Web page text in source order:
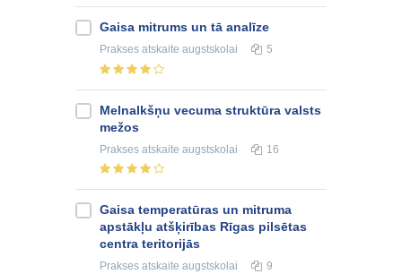
Gaisa mitrums un tā analīze
Prakses atskaite augstskolai 5
Melnalkšņu vecuma struktūra valsts
mežos
Prakses atskaite augstskolai 16
Gaisa temperatūras un mitruma
apstākļu atšķirības Rīgas pilsētas
centra teritorijās
Prakses atskaite augstskolai 9